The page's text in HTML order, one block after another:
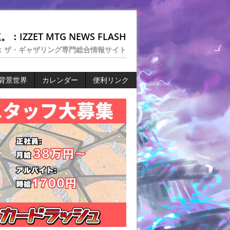
：IZZET MTG NEWS FLASH
ザ・ギャザリング専門総合情報サイト
景世界 カレンダー 便利リンク